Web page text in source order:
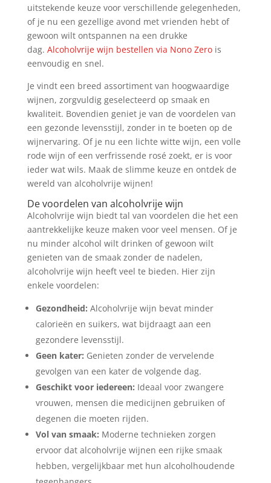
uitstekende keuze voor verschillende gelegenheden,
of je nu een gezellige avond met vrienden hebt of
gewoon wilt ontspannen na een drukke
dag. Alcoholvrije wijn bestellen via Nono Zerois
eenvoudig en snel.
Je vindt een breed assortiment van hoogwaardige
wijnen, zorgvuldig geselecteerd op smaak en
kwaliteit. Bovendien geniet je van de voordelen van
een gezonde levensstijl, zonder in te boeten op de
wijnervaring. Of je nu een lichte witte wijn, een volle
rode wijn of een verfrissende rosé zoekt, er is voor
ieder wat wils. Maak de slimme keuze en ontdek de
wereld van alcoholvrije wijnen!
De voordelen van alcoholvrije wijn
Alcoholvrije wijn biedt tal van voordelen die het een
aantrekkelijke keuze maken voor veel mensen. Of je
nu minder alcohol wilt drinken of gewoon wilt
genieten van de smaak zonder de nadelen,
alcoholvrije wijn heeft veel te bieden. Hier zijn
enkele voordelen:
Gezondheid: Alcoholvrije wijn bevat minder
calorieën en suikers, wat bijdraagt aan een
gezondere levensstijl.
Geen kater: Genieten zonder de vervelende
gevolgen van een kater de volgende dag.
Geschikt voor iedereen: Ideaal voor zwangere
vrouwen, mensen die medicijnen gebruiken of
degenen die moeten rijden.
Vol van smaak: Moderne technieken zorgen
ervoor dat alcoholvrije wijnen een rijke smaak
hebben, vergelijkbaar met hun alcoholhoudende